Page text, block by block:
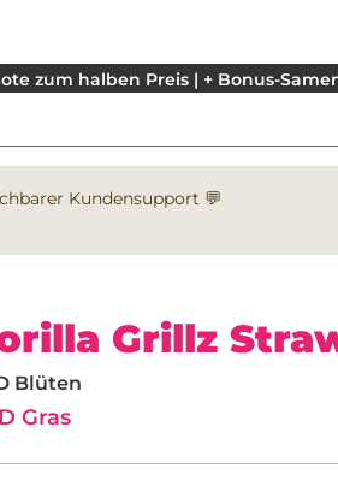
zum halben Preis | + Bonus-
Kundensupport 💬
Grillz
Blüten
Gras